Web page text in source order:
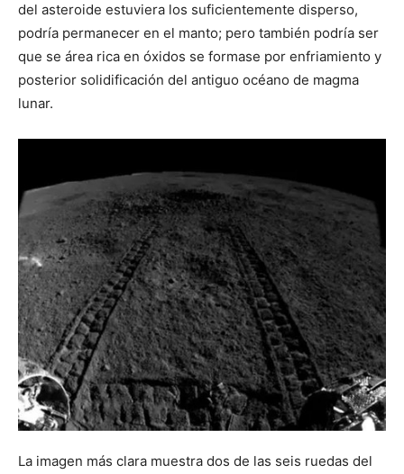
del asteroide estuviera los suficientemente disperso,
podría permanecer en el manto; pero también podría ser
que se área rica en óxidos se formase por enfriamiento y
posterior solidificación del antiguo océano de magma
lunar.
La imagen más clara muestra dos de las seis ruedas del